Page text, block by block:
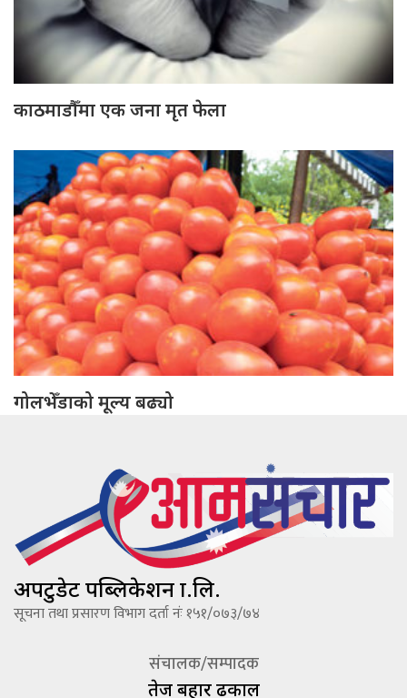
काठमाडौँमा एक जना मृत फेला
गोलभेँडाको मूल्य बढ्यो
अपटुडेट पब्लिकेशन प्रा.लि.
सूचना तथा प्रसारण विभाग दर्ता नंः १५१/०७३/७४
संचालक/सम्पादक
तेज बहादूर ढकाल